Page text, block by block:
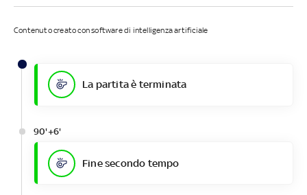
Contenuto creato con software di intelligenza artificiale
La partita è terminata
90'+6'
Fine secondo tempo